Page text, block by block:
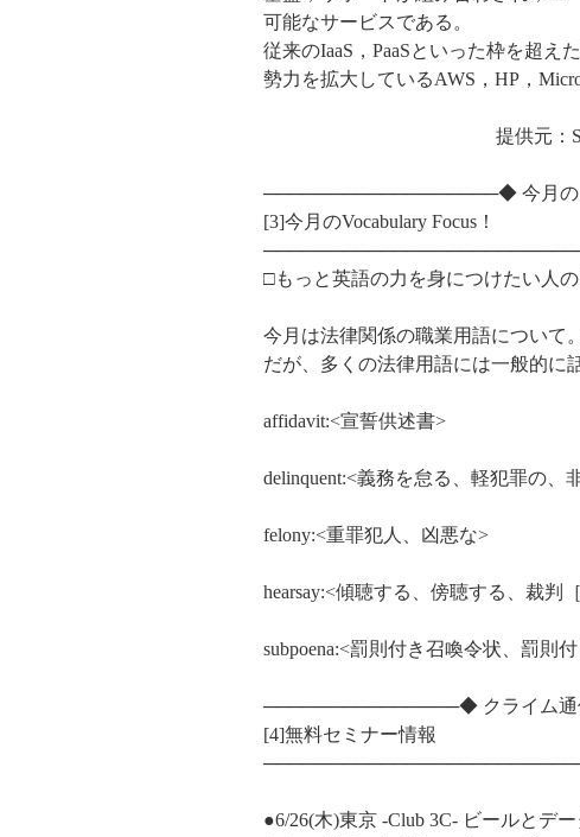
可能なサービスである。
従来のIaaS，PaaSといった枠を超え
勢力を拡大しているAWS，HP，
提供元：Silicon
──────────────────◆ 今月の
[3]今月のVocabulary Focus！
□もっと英語の力を身につけたい人の
今月は法律関係の職業用語について
だが、多くの法律用語には一般的に
affidavit:<宣誓供述書>
delinquent:<義務を怠る、軽犯罪の、
felony:<重罪犯人、凶悪な>
hearsay:<傾聴する、傍聴する、裁判
subpoena:<罰則付き召喚令状、罰則
───────────────◆ クライム
[4]無料セミナー情報
●6/26(木)東京 -Club 3C- ビールとデ